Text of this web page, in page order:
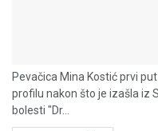
Pevačica Mina Kostić prvi
profilu nakon što je izašla iz
bolesti "Dr...